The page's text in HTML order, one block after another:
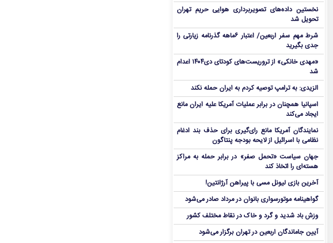
نخستین داده‌های تصویربرداری هوایی حریم تهران
تحویل شد
شرط مهم سفر اربعین/ اعتبار ۶ماهه گذرنامه زیارتی را
جدی بگیرید
«مهدی خانکی» از تروریست‌های کودتای دی۱۴۰۴ اعدام
شد
الزیدی: به ترامپ توصیه کردم به ایران حمله نکند
اسپانیا همچنان در برابر عملیات آمریکا علیه ایران مانع
ایجاد می‌کند
نمایندگان آمریکا مانع رای‌گیری برای حذف بند ادغام
نظامی با اسرائیل از لایحه بودجه پنتاگون
جهان سیاست «تحمل صفر» در برابر حمله به مراکز
هسته‌ای را اتخاذ کند
آخرین بازی لیونل مسی با پیراهن آرژانتین!
گواهینامه موتورسواری بانوان در مرداد صادر می‌شود
وزش باد شدید و گرد و خاک در نقاط مختلف کشور
آیین جاماندگان اربعین در تهران برگزار می‌شود